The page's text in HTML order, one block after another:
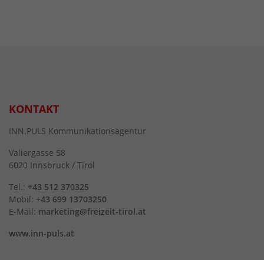
KONTAKT
INN.PULS Kommunikationsagentur
Valiergasse 58
6020 Innsbruck / Tirol
Tel.: +43 512 370325
Mobil: +43 699 13703250
E-Mail: marketing@freizeit-tirol.at
www.inn-puls.at